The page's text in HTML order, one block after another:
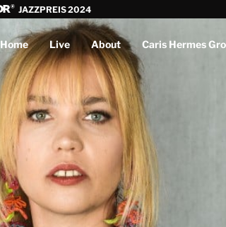
JAZZPREIS 2024
Home Live About Caris Hermes